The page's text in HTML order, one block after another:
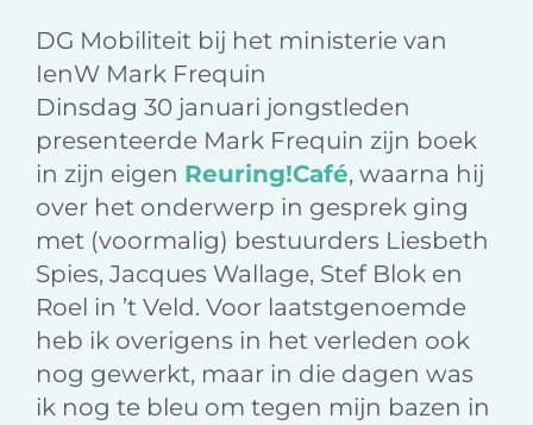
DG Mobiliteit bij het ministerie van
IenW Mark Frequin
Dinsdag 30 januari jongstleden
presenteerde Mark Frequin zijn boek
in zijn eigen Reuring!Café, waarna hij
over het onderwerp in gesprek ging
met (voormalig) bestuurders Liesbeth
Spies, Jacques Wallage, Stef Blok en
Roel in ’t Veld. Voor laatstgenoemde
heb ik overigens in het verleden ook
nog gewerkt, maar in die dagen was
ik nog te bleu om tegen mijn bazen in